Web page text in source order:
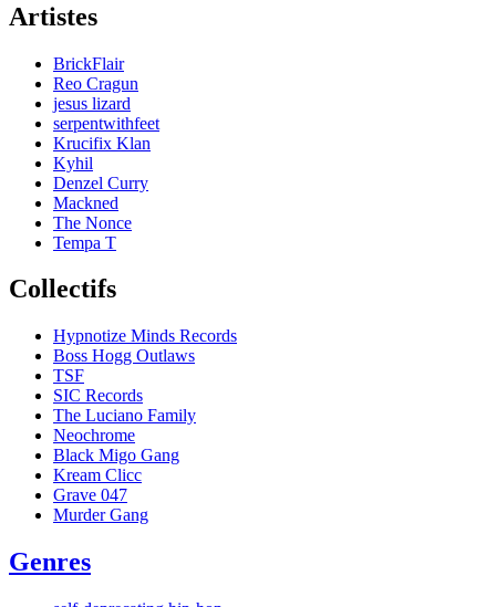
Artistes
BrickFlair
Reo Cragun
jesus lizard
serpentwithfeet
Krucifix Klan
Kyhil
Denzel Curry
Mackned
The Nonce
Tempa T
Collectifs
Hypnotize Minds Records
Boss Hogg Outlaws
TSF
SIC Records
The Luciano Family
Neochrome
Black Migo Gang
Kream Clicc
Grave 047
Murder Gang
Genres